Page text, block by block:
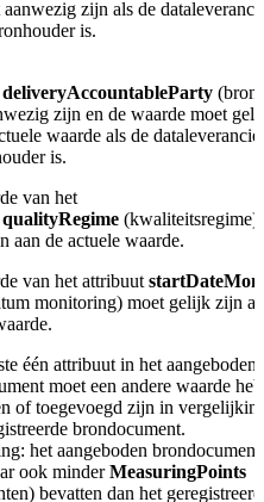
aanwezig zijn als de
is.
deliveryAccountableParty
zijn en de waarde moet
waarde als de
is.
van het
qualityRegime (kwaliteitsregime)
aan de actuele waarde.
van het attribuut
monitoring) moet gelijk zijn
één attribuut in het aangeboden
moet een andere waarde
of toegevoegd zijn in
brondocument.
het aangeboden brondocument
ook minderMeasuringPoints
bevatten dan het